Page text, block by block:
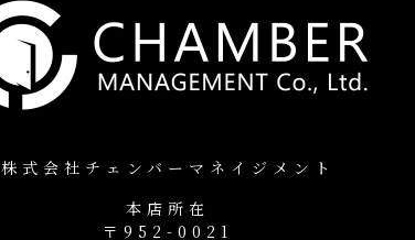
株式会社チェンバーマネイジメント
本店所在
〒952-0021